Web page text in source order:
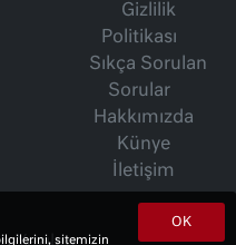
Gizlilik
Politikası
Sıkça Sorulan
Sorular
Hakkımızda
Künye
İletişim
OK
sitemizin